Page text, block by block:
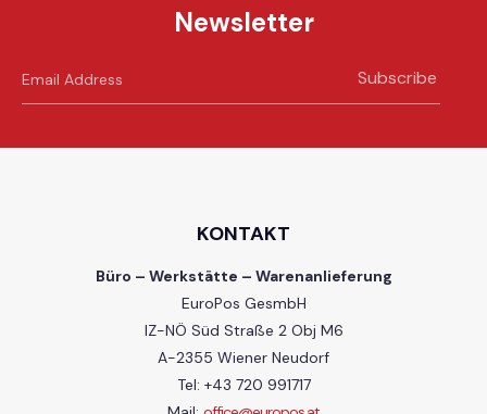
Newsletter
Subscribe
KONTAKT
Büro – Werkstätte – Warenanlieferung
EuroPos GesmbH
IZ-NÖ Süd Straße 2 Obj M6
A-2355 Wiener Neudorf
Tel: +43 720 991717